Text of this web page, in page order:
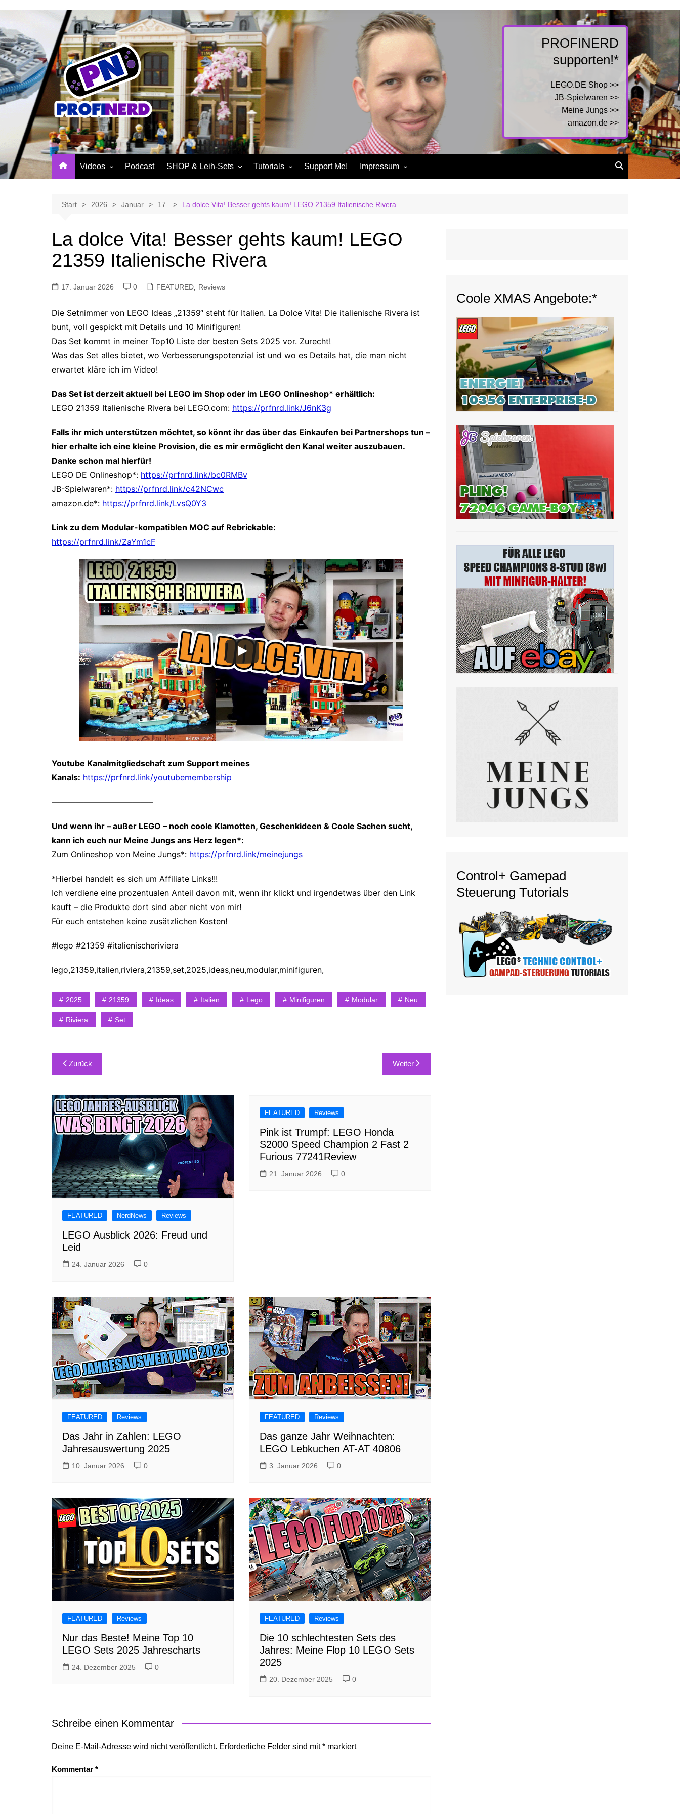
springen
PROFINERD
supporten!*
LEGO.DE Shop >>
JB-Spielwaren >>
Meine Jungs >>
amazon.de >>
Videos
Reviews
Tutorials
Projekte
Speedbuild
Retroecke
Building Bricks For
Podcast SHOP & Leih-Sets
Sinnvolle Accessories
Warenkorb
Tutorials
Pybricks Tutorials
Support Me! Impressum
AGB
Start 2026 Januar 17. La dolce Vita! Besser gehts kaum! LEGO 21359 Italienische Rivera
La dolce Vita! Besser gehts kaum! LEGO
21359 Italienische Rivera
17. Januar 2026 0 FEATURED Reviews
Die Setnimmer von LEGO Ideas „21359“ steht für Italien. La Dolce Vita! Die italienische Rivera ist
bunt, voll gespickt mit Details und 10 Minifiguren!
Das Set kommt in meiner Top10 Liste der besten Sets 2025 vor. Zurecht!
Was das Set alles bietet, wo Verbesserungspotenzial ist und wo es Details hat, die man nicht
erwartet kläre ich im Video!
Das Set ist derzeit aktuell bei LEGO im Shop oder im LEGO Onlineshop* erhältlich:
LEGO 21359 Italienische Rivera bei LEGO.com: https://prfnrd.link/J6nK3g
Falls ihr mich unterstützen möchtet, so könnt ihr das über das Einkaufen bei Partnershops tun –
hier erhalte ich eine kleine Provision, die es mir ermöglicht den Kanal weiter auszubauen.
Danke schon mal hierfür!
LEGO DE Onlineshop*: https://prfnrd.link/bc0RMBv
JB-Spielwaren*: https://prfnrd.link/c42NCwc
amazon.de*: https://prfnrd.link/LvsQ0Y3
Link zu dem Modular-kompatiblen MOC auf Rebrickable:
https://prfnrd.link/ZaYm1cF
Youtube Kanalmitgliedschaft zum Support meines
Kanals: https://prfnrd.link/youtubemembership
————————————–
Und wenn ihr – außer LEGO – noch coole Klamotten, Geschenkideen & Coole Sachen sucht,
kann ich euch nur Meine Jungs ans Herz legen*:
Zum Onlineshop von Meine Jungs*: https://prfnrd.link/meinejungs
*Hierbei handelt es sich um Affiliate Links!!!
Ich verdiene eine prozentualen Anteil davon mit, wenn ihr klickt und irgendetwas über den Link
kauft – die Produkte dort sind aber nicht von mir!
Für euch entstehen keine zusätzlichen Kosten!
#lego #21359 #italienischeriviera
lego,21359,italien,riviera,21359,set,2025,ideas,neu,modular,minifiguren,
2025 21359 Ideas Italien Lego Minifiguren Modular Neu
Riviera Set
Beitragsnavigation
Zurück Weiter
FEATURED NerdNews Reviews
LEGO Ausblick 2026: Freud und
Leid
24. Januar 2026 0
FEATURED Reviews
Pink ist Trumpf: LEGO Honda
S2000 Speed Champion 2 Fast 2
Furious 77241Review
21. Januar 2026 0
FEATURED Reviews
Das Jahr in Zahlen: LEGO
Jahresauswertung 2025
10. Januar 2026 0
FEATURED Reviews
Das ganze Jahr Weihnachten:
LEGO Lebkuchen AT-AT 40806
3. Januar 2026 0
FEATURED Reviews
Nur das Beste! Meine Top 10
LEGO Sets 2025 Jahrescharts
24. Dezember 2025 0
FEATURED Reviews
Die 10 schlechtesten Sets des
Jahres: Meine Flop 10 LEGO Sets
2025
20. Dezember 2025 0
Schreibe einen Kommentar
Deine E-Mail-Adresse wird nicht veröffentlicht. Erforderliche Felder sind mit* markiert
Kommentar *
Coole XMAS Angebote:*
Control+ Gamepad
Steuerung Tutorials